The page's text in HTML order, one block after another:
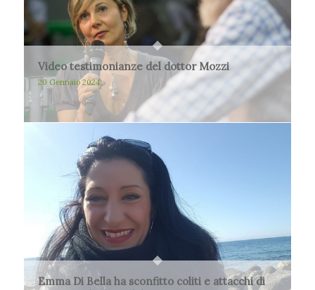
Video testimonianze del dottor Mozzi
20 Gennaio 2024
Emma Di Bella ha sconfitto coliti e attacchi di